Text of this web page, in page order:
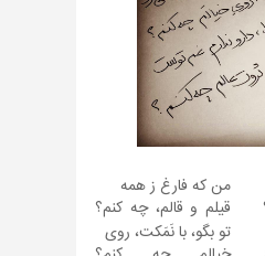
من که فارغ ز همه
قیلم و قالم، چه کنم؟
تو بگو، با نَمَکت، روی